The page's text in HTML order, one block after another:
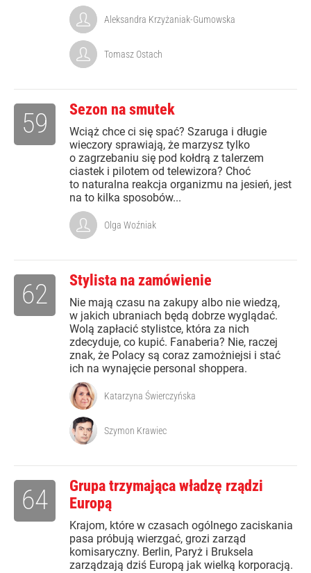
Aleksandra Krzyżaniak-Gumowska
Tomasz Ostach
Sezon na smutek
Wciąż chce ci się spać? Szaruga i długie
wieczory sprawiają, że marzysz tylko
o zagrzebaniu się pod kołdrą z talerzem
ciastek i pilotem od telewizora? Choć
to naturalna reakcja organizmu na jesień, jest
na to kilka sposobów...
59
Olga Woźniak
Stylista na zamówienie
Nie mają czasu na zakupy albo nie wiedzą,
w jakich ubraniach będą dobrze wyglądać.
Wolą zapłacić stylistce, która za nich
zdecyduje, co kupić. Fanaberia? Nie, raczej
znak, że Polacy są coraz zamożniejsi i stać
ich na wynajęcie personal shoppera.
62
Katarzyna Świerczyńska
Szymon Krawiec
Grupa trzymająca władzę rządzi
Europą
Krajom, które w czasach ogólnego zaciskania
pasa próbują wierzgać, grozi zarząd
komisaryczny. Berlin, Paryż i Bruksela
zarządzają dziś Europą jak wielką korporacją.
64